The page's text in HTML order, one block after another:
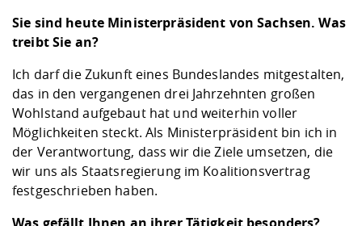
Sie sind heute Ministerpräsident von Sachsen. Was
treibt Sie an?
Ich darf die Zukunft eines Bundeslandes mitgestalten,
das in den vergangenen drei Jahrzehnten großen
Wohlstand aufgebaut hat und weiterhin voller
Möglichkeiten steckt. Als Ministerpräsident bin ich in
der Verantwortung, dass wir die Ziele umsetzen, die
wir uns als Staatsregierung im Koalitionsvertrag
festgeschrieben haben.